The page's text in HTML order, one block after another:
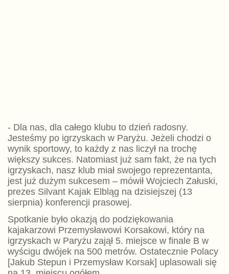
- Dla nas, dla całego klubu to dzień radosny.
Jesteśmy po igrzyskach w Paryżu. Jeżeli chodzi o
wynik sportowy, to każdy z nas liczył na trochę
większy sukces. Natomiast już sam fakt, że na tych
igrzyskach, nasz klub miał swojego reprezentanta,
jest już dużym sukcesem – mówił Wojciech Załuski,
prezes Silvant Kajak Elbląg na dzisiejszej (13
sierpnia) konferencji prasowej.
Spotkanie było okazją do podziękowania
kajakarzowi Przemysławowi Korsakowi, który na
igrzyskach w Paryżu zajął 5. miejsce w finale B w
wyścigu dwójek na 500 metrów. Ostatecznie Polacy
[Jakub Stepun i Przemysław Korsak] uplasowali się